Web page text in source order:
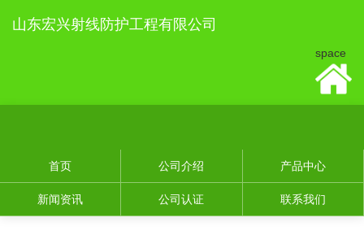
山东宏兴射线防护工程有限公司
space
首页 公司介绍 产品中心
新闻资讯 公司认证 联系我们